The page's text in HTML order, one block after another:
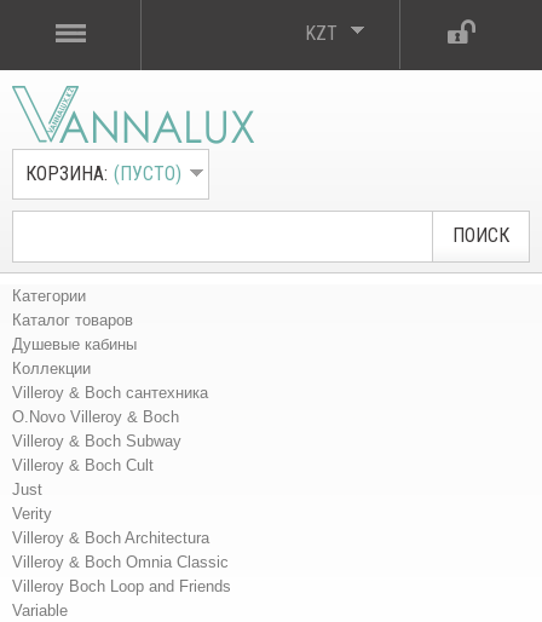
KZT
ПОИСК
КОРЗИНА: (ПУСТО)
Категории
Каталог товаров
Душевые кабины
Коллекции
Villeroy & Boch сантехника
O.Novo Villeroy & Boch
Villeroy & Boch Subway
Villeroy & Boch Cult
Just
Verity
Villeroy & Boch Architectura
Villeroy & Boch Omnia Classic
Villeroy Boch Loop and Friends
Variable